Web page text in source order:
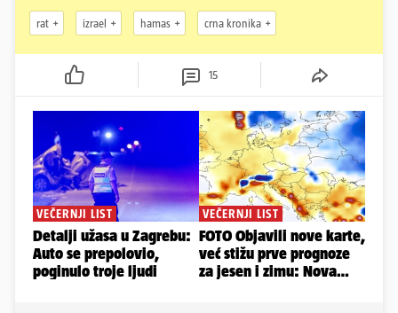
rat izrael hamas crna kronika
15